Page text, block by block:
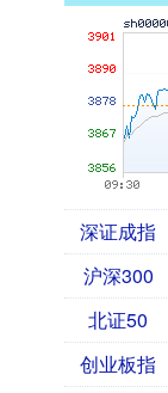
深证成指
沪深300
北证50
创业板指